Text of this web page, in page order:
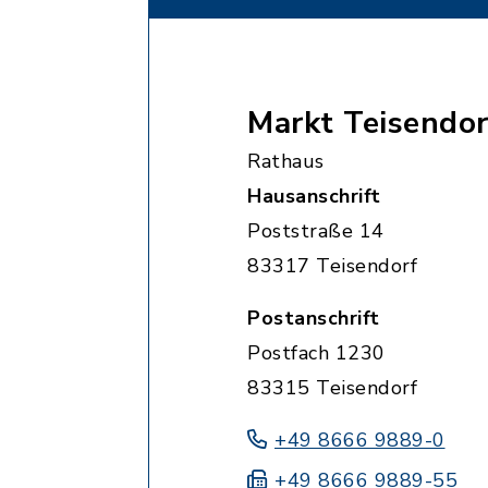
Markt
Rathaus
Hausanschrift
Poststraße 14
83317 Teisendorf
Postanschrift
Postfach 1230
83315 Teisendorf
+49 8666 9889-0
+49 8666 9889-55